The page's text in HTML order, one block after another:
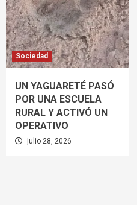
Sociedad
UN YAGUARETÉ PASÓ
POR UNA ESCUELA
RURAL Y ACTIVÓ UN
OPERATIVO
julio 28, 2026